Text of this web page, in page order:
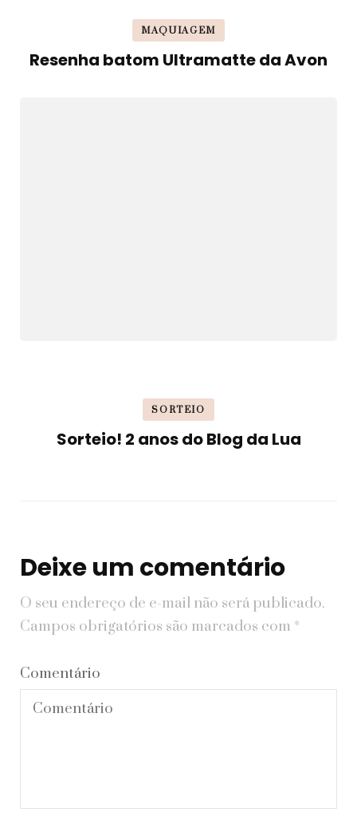
MAQUIAGEM
Resenha batom Ultramatte da Avon
SORTEIO
Sorteio! 2 anos do Blog da Lua
Deixe um comentário
O seu endereço de e-mail não será publicado.
Campos obrigatórios são marcados com *
Comentário